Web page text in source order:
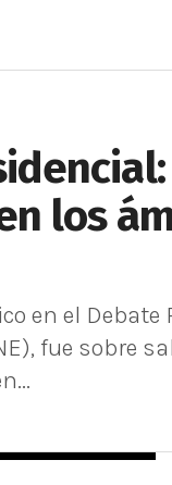
los
en el
fue sobre